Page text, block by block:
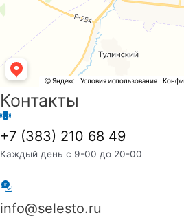
Контакты
+7 (383) 210 68 49
Каждый день с 9-00 до 20-00
info@selesto.ru